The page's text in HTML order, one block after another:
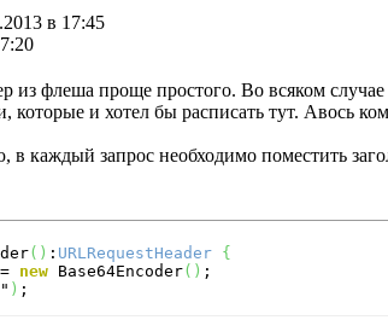
в 17:45
из флеша проще простого. Во всяком
которые и хотел бы расписать тут. Авось
в каждый запрос необходимо поместить
( ) : URLRequestHeader {
new Base64Encoder( ) ;
) ;